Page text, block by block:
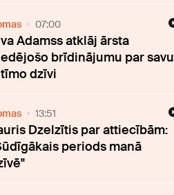
07:00
Adamss atklāj ārsta
brīdinājumu par savu
dzīvi
13:51
Dzelzītis par attiecībām:
periods manā